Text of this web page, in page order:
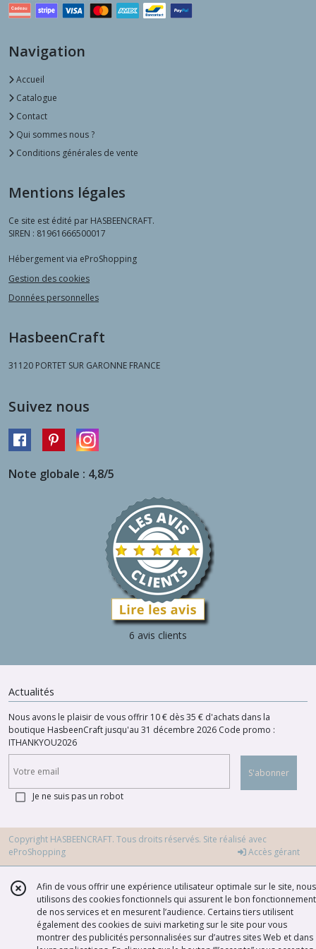
Navigation
Accueil
Catalogue
Contact
Qui sommes nous ?
Conditions générales de vente
Mentions légales
Ce site est édité par HASBEENCRAFT.
SIREN : 81961666500017
Hébergement via eProShopping
Gestion des cookies
Données personnelles
HasbeenCraft
31120 PORTET SUR GARONNE FRANCE
Suivez nous
Note globale : 4,8/5
6 avis clients
Actualités
Nous avons le plaisir de vous offrir 10 € dès 35 € d'achats dans la
boutique HasbeenCraft jusqu'au 31 décembre 2026 Code promo :
ITHANKYOU2026
S'abonner
Je ne suis pas un robot
Copyright HASBEENCRAFT. Tous droits réservés. Site réalisé avec
eProShopping
Accès gérant
Afin de vous offrir une expérience utilisateur optimale sur le site, nous
utilisons des cookies fonctionnels qui assurent le bon fonctionnement
de nos services et en mesurent l’audience. Certains tiers utilisent
également des cookies de suivi marketing sur le site pour vous
montrer des publicités personnalisées sur d’autres sites Web et dans